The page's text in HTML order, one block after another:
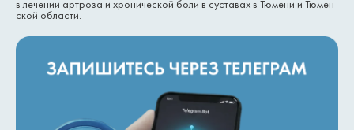
в лечении артроза и хронической боли в суставах в Тюмени и Тюмен
ской области.